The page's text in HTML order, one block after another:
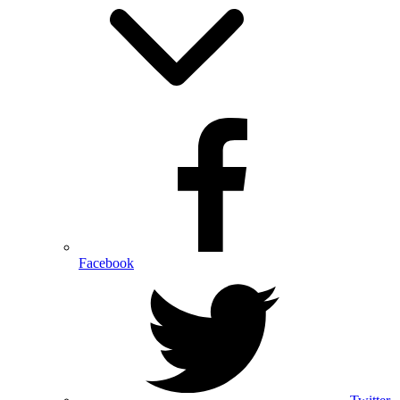
Facebook